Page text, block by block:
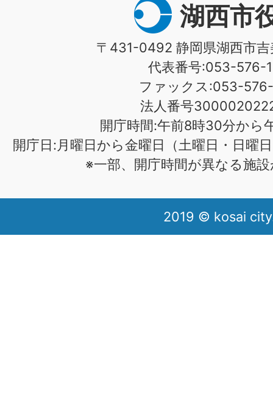
湖西市
〒431-0492 静岡県湖西市
代表番号:053-576-
ファックス:053-576-
法人番号
開庁時間:午前8時30分から
開庁日:月曜日から金曜日（土曜日・日曜
※一部、開庁時間が異なる施
2019 © kosai